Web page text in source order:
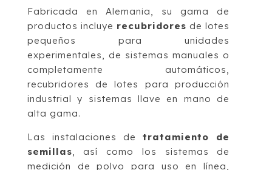
Fabricada en Alemania, su gama de
productos incluye recubridores de lotes
pequeños para unidades
experimentales, de sistemas manuales o
completamente automáticos,
recubridores de lotes para producción
industrial y sistemas llave en mano de
alta gama.
Las instalaciones detratamiento de
semillas, así como los sistemas de
medición de polvo para uso en línea,